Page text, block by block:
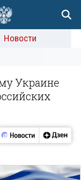
Новости
Украине